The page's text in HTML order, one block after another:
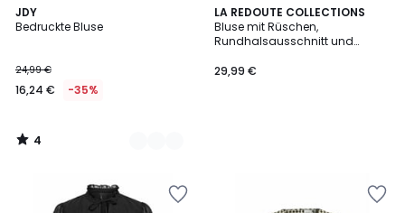
JDY
Bedruckte Bluse
24,99 €
16,24 € -35%
4
/
2
Farben
4
/
LA REDOUTE COLLECTIONS
Bluse mit Rüschen,
Rundhalsausschnitt und
29,99 €